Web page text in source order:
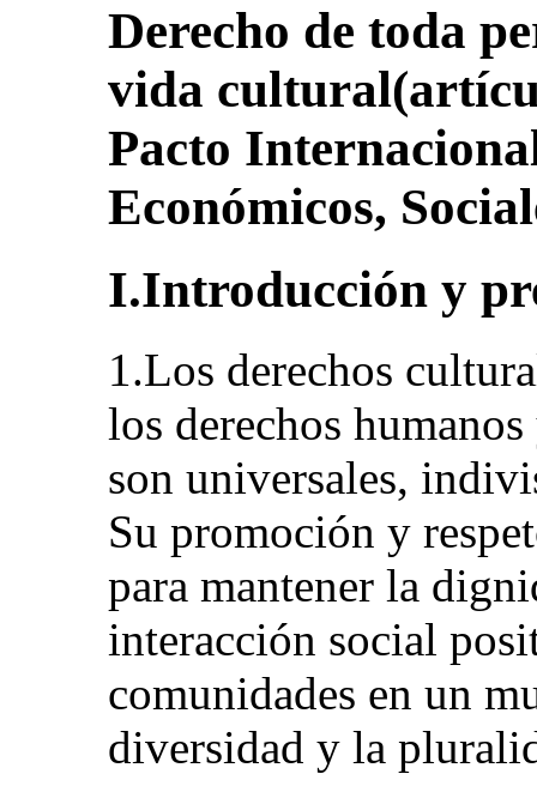
Derecho de toda
vida
Pacto
Económicos,
I.Introducción y
1.Los derechos
los derechos
son universales,
Su promoción y
para mantener la
interacción social
comunidades en un
diversidad y la